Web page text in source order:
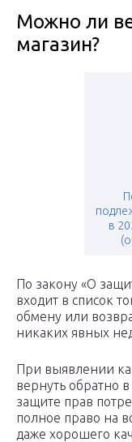
Можно ли
магазин?
в
По закону «О
входит в список
обмену или
никаких явных
При выявлении
вернуть обратно
защите прав
полное право на
даже хорошего